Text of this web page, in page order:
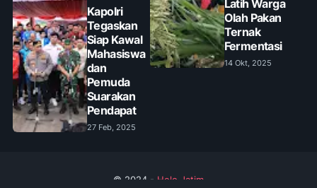
Kapolri
Tegaskan
Siap Kawal
Mahasiswa
dan
Pemuda
Suarakan
Pendapat
27 Feb, 2025
Latih Warga
Olah Pakan
Ternak
Fermentasi
14 Okt, 2025
© 2024 - Helo Jatim